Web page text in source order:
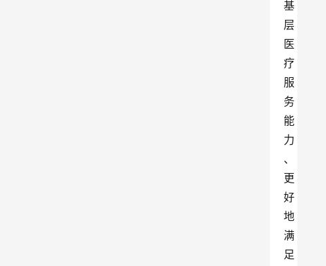
基
层
医
疗
服
务
能
力
、
更
好
地
满
足